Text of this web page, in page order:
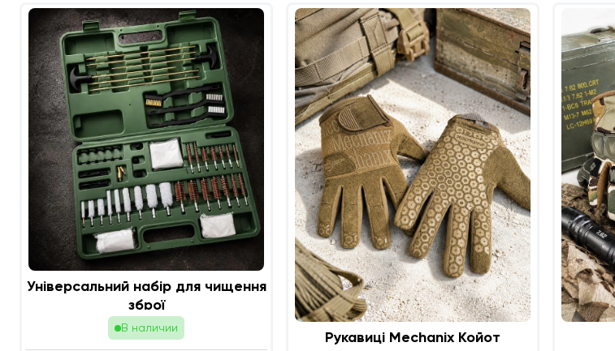
Універсальний набір для чищення
зброї
В наличии
Рукавиці Mechanix Койот